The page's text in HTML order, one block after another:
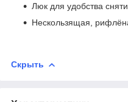
Люк для удобства
Нескользящая,
Скрыть